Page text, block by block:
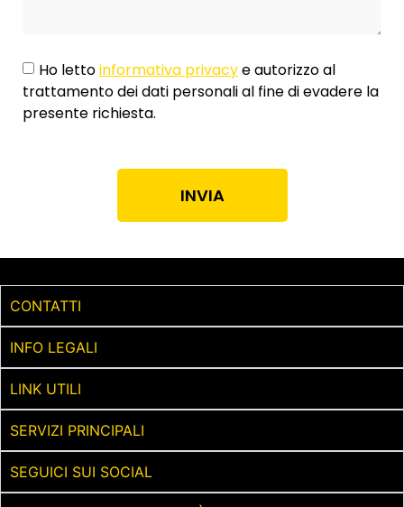
Ho lettoinformativa privacye autorizzo al
trattamento dei dati personali al fine di evadere la
presente richiesta.
INVIA
CONTATTI
INFO LEGALI
LINK UTILI
SERVIZI PRINCIPALI
SEGUICI SUI SOCIAL